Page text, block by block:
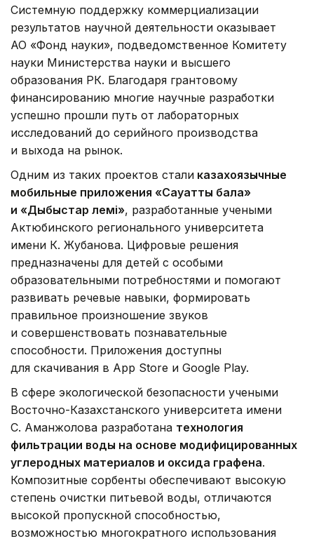
Системную поддержку коммерциализации
результатов научной деятельности оказывает
АО «Фонд науки», подведомственное Комитету
науки Министерства науки и высшего
образования РК. Благодаря грантовому
финансированию многие научные разработки
успешно прошли путь от лабораторных
исследований до серийного производства
и выхода на рынок.
Одним из таких проектов стали казахоязычные
мобильные приложения «Сауатты бала»
и «Дыбыстар әлемі», разработанные учеными
Актюбинского регионального университета
имени К. Жубанова. Цифровые решения
предназначены для детей с особыми
образовательными потребностями и помогают
развивать речевые навыки, формировать
правильное произношение звуков
и совершенствовать познавательные
способности. Приложения доступны
для скачивания в App Store и Google Play.
В сфере экологической безопасности учеными
Восточно-Казахстанского университета имени
С. Аманжолова разработана технология
фильтрации воды на основе модифицированных
углеродных материалов и оксида графена.
Композитные сорбенты обеспечивают высокую
степень очистки питьевой воды, отличаются
высокой пропускной способностью,
возможностью многократного использования